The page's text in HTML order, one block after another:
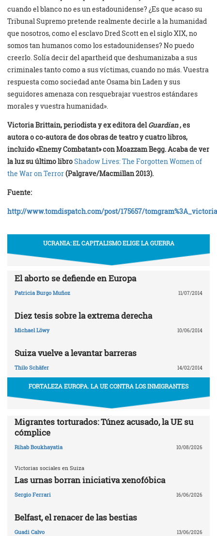
cuando el blanco no es un estadounidense? ¿Es que acaso su
Tribunal Supremo pretende realmente decirle a la humanidad
que nosotros, como el esclavo Dred Scott en el siglo XIX, no
somos tan humanos como los estadounidenses? No puedo
creerlo. Solía decir del apartheid que deshumanizaba a sus
criminales tanto como a sus víctimas, cuando no más. Vuestra
respuesta como sociedad ante Osama bin Laden y sus
seguidores amenaza con resquebrajar vuestros estándares
morales y vuestra humanidad».
Victoria Brittain, periodista y ex editora delGuardian, es
autora o co-autora de dos obras de teatro y cuatro libros,
incluido «Enemy Combatant» con Moazzam Begg. Acaba de ver
la luz su último libroShadow Lives: The Forgotten Women of
the War on Terror(Palgrave/Macmillan 2013).
Fuente:
http://www.tomdispatch.com/post/175657/
UCRANIA: EL CAPITALISMO ELIGE LA GUERRA
El aborto se defiende en Europa
Patricia Burgo Muñoz 11/07/2014
Diez tesis sobre la extrema derecha
Michael Löwy 10/06/2014
Suiza vuelve a levantar barreras
Thilo Schäfer 14/02/2014
FORTALEZA EUROPA. LA UE CONTRA LOS INMIGRANTES
Migrantes torturados: Túnez acusado, la UE su
cómplice
Rihab Boukhayatia 10/08/2026
Victorias sociales en Suiza
Las urnas borran iniciativa xenofóbica
Sergio Ferrari 16/06/2026
Belfast, el renacer de las bestias
Guadi Calvo 13/06/2026